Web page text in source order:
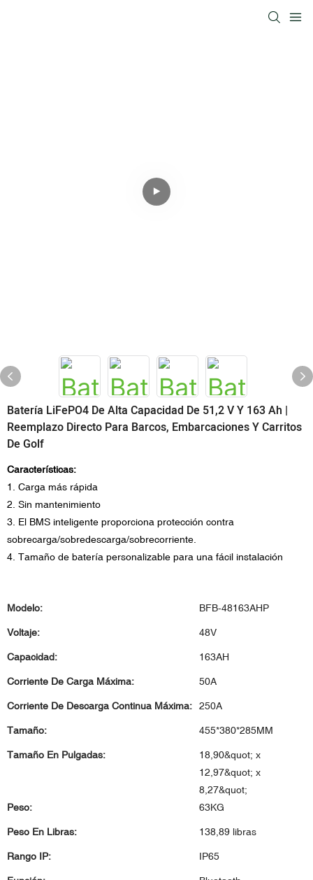
Batería LiFePO4 De Alta Capacidad De 51,2 V Y 163 Ah |
Reemplazo Directo Para Barcos, Embarcaciones Y Carritos
De Golf
Características:
1. Carga más rápida
2. Sin mantenimiento
3. El BMS inteligente proporciona protección contra
sobrecarga/sobredescarga/sobrecorriente.
4. Tamaño de batería personalizable para una fácil instalación
Modelo: BFB-48163AHP
Voltaje: 48V
Capacidad: 163AH
Corriente De Carga Máxima: 50A
Corriente De Descarga Continua Máxima: 250A
Tamaño: 455*380*285MM
Tamaño En Pulgadas:
18,90&quot; x
12,97&quot; x
8,27&quot;
Peso:
63KG
Peso En Libras: 138,89 libras
Rango IP: IP65